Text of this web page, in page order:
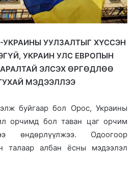
УКРАИНЫ УУЛЗАЛТЫГ ХҮССЭН
УКРАИН УЛС ЕВРОПЫН
ЭЛСЭХ ӨРГӨДЛӨӨ
МЭДЭЭЛЛЭЭ
буйгаар бол Орос, Украины
орчимд бол таван цаг орчим
өндөрлүүлжээ. Одоогоор
талаар албан ёсны мэдээлэл